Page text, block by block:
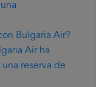
Bulgaria Air?
Air ha
reserva de